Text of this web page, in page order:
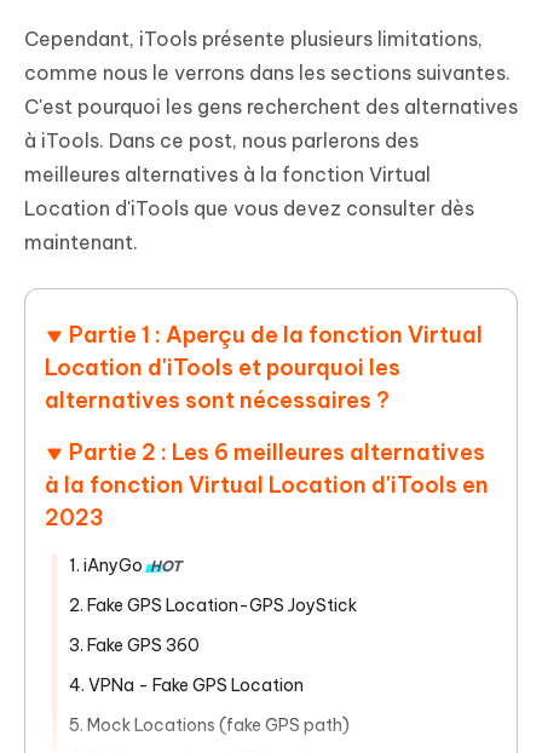
Cependant, iTools présente plusieurs limitations,
comme nous le verrons dans les sections suivantes.
C'est pourquoi les gens recherchent des alternatives
à iTools. Dans ce post, nous parlerons des
meilleures alternatives à la fonction Virtual
Location d'iTools que vous devez consulter dès
maintenant.
Partie 1 : Aperçu de la fonction Virtual
Location d'iTools et pourquoi les
alternatives sont nécessaires ?
Partie 2 : Les 6 meilleures alternatives
à la fonction Virtual Location d'iTools en
2023
1. iAnyGo HOT
2. Fake GPS Location-GPS JoyStick
3. Fake GPS 360
4. VPNa - Fake GPS Location
5. Mock Locations (fake GPS path)